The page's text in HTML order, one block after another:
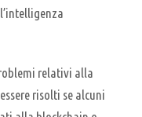
relativi alla
risolti se alcuni